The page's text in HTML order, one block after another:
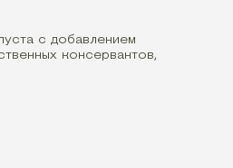
с добавлением
консервантов,